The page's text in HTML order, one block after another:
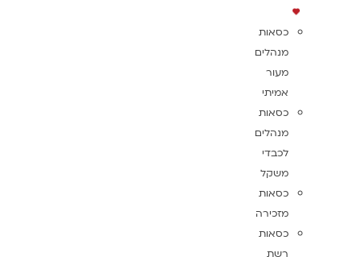
כסאות
מנהלים
מעור
אמיתי
כסאות
מנהלים
לכבדי
משקל
כסאות
מזכירה
כסאות
רשת